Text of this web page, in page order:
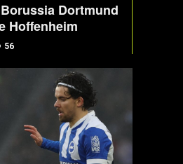
Dortmund
Hoffenheim
56